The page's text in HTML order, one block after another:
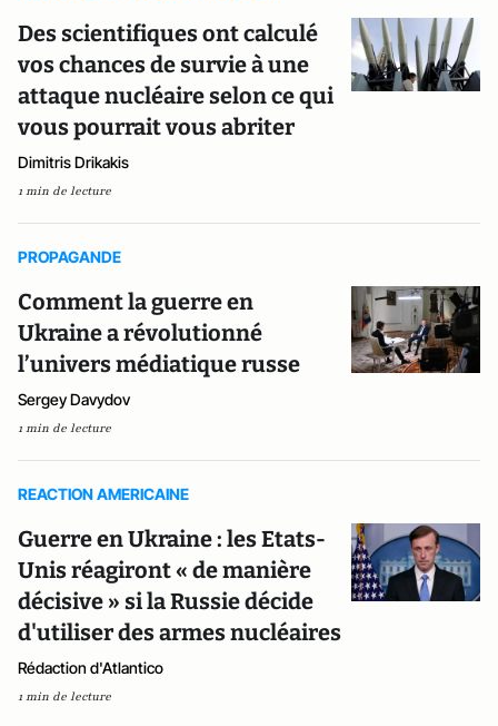
Des scientifiques ont calculé
vos chances de survie à une
attaque nucléaire selon ce qui
vous pourrait vous abriter
Dimitris Drikakis
1 min de lecture
PROPAGANDE
Comment la guerre en
Ukraine a révolutionné
l’univers médiatique russe
Sergey Davydov
1 min de lecture
REACTION AMERICAINE
Guerre en Ukraine : les Etats-
Unis réagiront « de manière
décisive » si la Russie décide
d'utiliser des armes nucléaires
Rédaction d'Atlantico
1 min de lecture